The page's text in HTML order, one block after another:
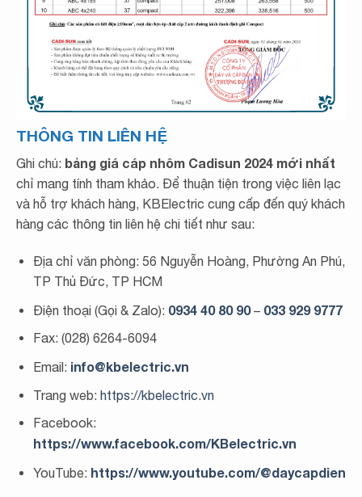
THÔNG TIN LIÊN HỆ
Ghi chú: bảng giá cáp nhôm Cadisun 2024 mới nhất
chỉ mang tính tham khảo. Để thuận tiện trong việc liên lạc
và hỗ trợ khách hàng, KBElectric cung cấp đến quý khách
hàng các thông tin liên hệ chi tiết như sau:
Địa chỉ văn phòng: 56 Nguyễn Hoàng, Phường An Phú,
TP Thủ Đức, TP HCM
Điện thoại (Gọi & Zalo): 0934 40 80 90– 033 929 9777
Fax: (028) 6264-6094
Email: info@kbelectric.vn
Trang web: https://kbelectric.vn
Facebook:
https://www.facebook.com/KBelectric.vn
YouTube: https://www.youtube.com/@daycapdien